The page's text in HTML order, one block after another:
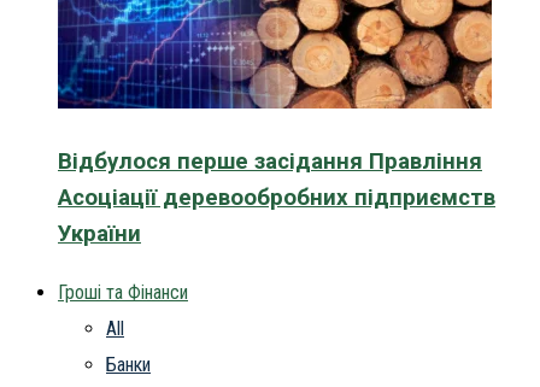
Відбулося перше засідання Правління
Асоціації деревообробних підприємств
України
Гроші та Фінанси
All
Банки